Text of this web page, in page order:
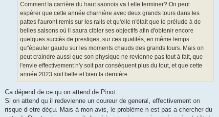
Comment la carrière du haut saonois va t elle terminer? On peut
espérer que cette année charnière avec deux grands tours dans les
pattes l'auront remis sur les rails et qu'elle n'était que le prélude à de
belles saisons où il saura cibler ses objectifs afin d'obtenir encore
quelques succès de prestiges, sur ces qualités, en même temps
qu''épauler gaudu sur les moments chauds des grands tours. Mais on
peut craindre aussi que son physique ne revienne pas tout à fait, que
l'envie effectivement n'y soit par conséquent plus du tout, et que cette
année 2023 soit belle et bien la dernière.
Ca dépend de ce qu on attend de Pinot.
Si on attend qu il redevienne un coureur de general, effectivement on
risque d etre déçu. Mais à mon avis, le problème n est pas a chercher du